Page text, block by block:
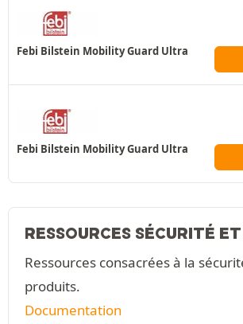
Febi Bilstein Mobility Guard Ultra
Febi Bilstein Mobility Guard Ultra
RESSOURCES SÉCURITÉ
Ressources consacrées à la
produits.
Documentation